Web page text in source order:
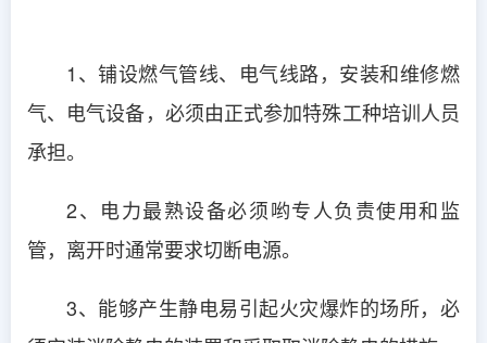
1、铺设燃气管线、电气线路，安装和维修燃
气、电气设备，必须由正式参加特殊工种培训人员
承担。
2、电力最熟设备必须哟专人负责使用和监
管，离开时通常要求切断电源。
3、能够产生静电易引起火灾爆炸的场所，必